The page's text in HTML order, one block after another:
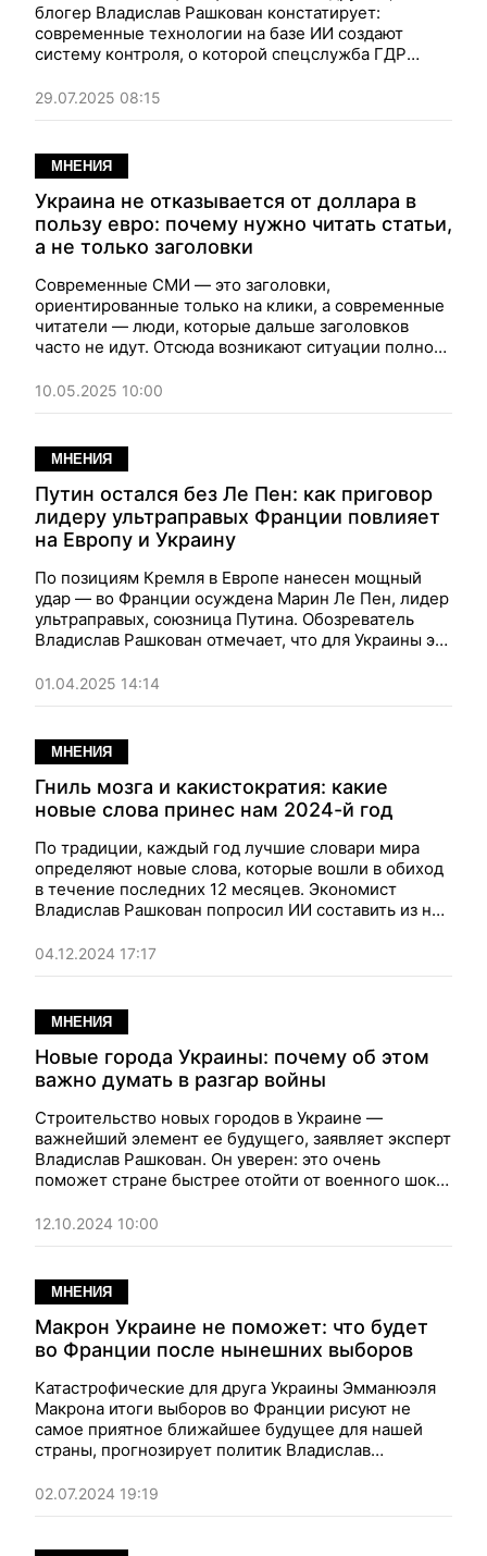
блогер Владислав Рашкован констатирует:
современные технологии на базе ИИ создают
систему контроля, о которой спецслужба ГДР
автократы это понимают, и современные системы
слежки и контроля делают авторитарные режимы
29.07.2025 08:15
МНЕНИЯ
Украина не отказывается от доллара в
пользу евро: почему нужно читать статьи,
а не только заголовки
Современные СМИ — это заголовки,
ориентированные только на клики, а современные
читатели — люди, которые дальше заголовков
часто не идут. Отсюда возникают ситуации полной
примере приводит финансист Владислав Рашкован
10.05.2025 10:00
МНЕНИЯ
Путин остался без Ле Пен: как приговор
лидеру ультраправых Франции повлияет
на Европу и Украину
По позициям Кремля в Европе нанесен мощный
удар — во Франции осуждена Марин Ле Пен, лидер
ультраправых, союзница Путина. Обозреватель
Владислав Рашкован отмечает, что для Украины это
вполне реальные шансы стать президентом
Франции.
01.04.2025 14:14
МНЕНИЯ
Гниль мозга и какистократия: какие
новые слова принес нам 2024-й год
По традиции, каждый год лучшие словари мира
определяют новые слова, которые вошли в обиход
в течение последних 12 месяцев. Экономист
Владислав Рашкован попросил ИИ составить из них
что получилось...
04.12.2024 17:17
МНЕНИЯ
Новые города Украины: почему об этом
важно думать в разгар войны
Строительство новых городов в Украине —
важнейший элемент ее будущего, заявляет эксперт
Владислав Рашкован. Он уверен: это очень
поможет стране быстрее отойти от военного шока
12.10.2024 10:00
МНЕНИЯ
Макрон Украине не поможет: что будет
во Франции после нынешних выборов
Катастрофические для друга Украины Эмманюэля
Макрона итоги выборов во Франции рисуют не
самое приятное ближайшее будущее для нашей
страны, прогнозирует политик Владислав
будут принимать с трудом.
02.07.2024 19:19